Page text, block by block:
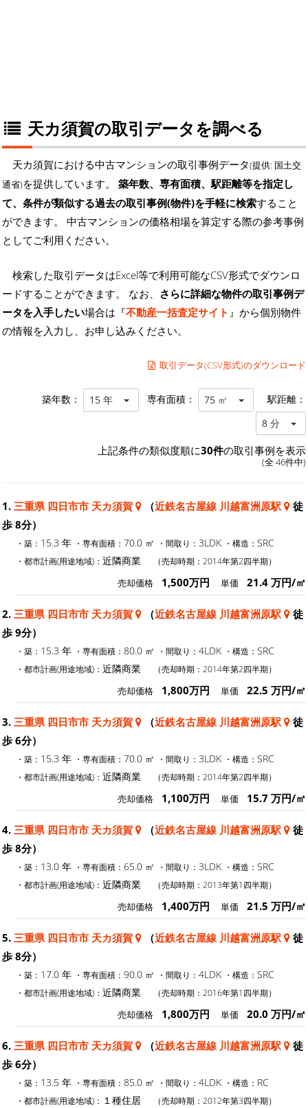
天カ須賀の取引データを調べる
天カ須賀における中古マンションの取引事例データ(提供: 国土交
通省)を提供しています。 築年数、専有面積、駅距離等を指定し
て、条件が類似する過去の取引事例(物件)を手軽に検索すること
ができます。 中古マンションの価格相場を算定する際の参考事例
としてご利用ください。
検索した取引データはExcel等で利用可能なCSV形式でダウンロ
ードすることができます。 なお、 さらに詳細な物件の取引事例デ
ータを入手したい場合は『不動産一括査定サイト 』から個別物件
の情報を入力し、お申し込みください。
取引データ(CSV形式)のダウンロード
築年数： 15 年 専有面積： 75 ㎡ 駅距離：
8 分
上記条件の類似度順に30件の取引事例を表示
(全 46件中)
1. 三重県 四日市市 天カ須賀 （近鉄名古屋線 川越富洲原駅
徒
歩 8分）
・築： 15.3 年 ・専有面積： 70.0 ㎡ ・間取り： 3LDK ・構造： SRC
・都市計画(用途地域)： 近隣商業 （売却時期：2014年第2四半期）
売却価格 1,500万円 単価 21.4 万円/㎡
2. 三重県 四日市市 天カ須賀 （近鉄名古屋線 川越富洲原駅
徒
歩 9分）
・築： 15.3 年 ・専有面積： 80.0 ㎡ ・間取り： 4LDK ・構造： SRC
・都市計画(用途地域)： 近隣商業 （売却時期：2014年第2四半期）
売却価格 1,800万円 単価 22.5 万円/㎡
3. 三重県 四日市市 天カ須賀 （近鉄名古屋線 川越富洲原駅
徒
歩 6分）
・築： 15.3 年 ・専有面積： 70.0 ㎡ ・間取り： 3LDK ・構造： SRC
・都市計画(用途地域)： 近隣商業 （売却時期：2014年第2四半期）
売却価格 1,100万円 単価 15.7 万円/㎡
4. 三重県 四日市市 天カ須賀 （近鉄名古屋線 川越富洲原駅
徒
歩 8分）
・築： 13.0 年 ・専有面積： 65.0 ㎡ ・間取り： 3LDK ・構造： SRC
・都市計画(用途地域)： 近隣商業 （売却時期：2013年第1四半期）
売却価格 1,400万円 単価 21.5 万円/㎡
5. 三重県 四日市市 天カ須賀 （近鉄名古屋線 川越富洲原駅
徒
歩 8分）
・築： 17.0 年 ・専有面積： 90.0 ㎡ ・間取り： 4LDK ・構造： SRC
・都市計画(用途地域)： 近隣商業 （売却時期：2016年第1四半期）
売却価格 1,800万円 単価 20.0 万円/㎡
6. 三重県 四日市市 天カ須賀 （近鉄名古屋線 川越富洲原駅
徒
歩 6分）
・築： 13.5 年 ・専有面積： 85.0 ㎡ ・間取り： 4LDK ・構造： RC
・都市計画(用途地域)： １種住居 （売却時期：2012年第3四半期）